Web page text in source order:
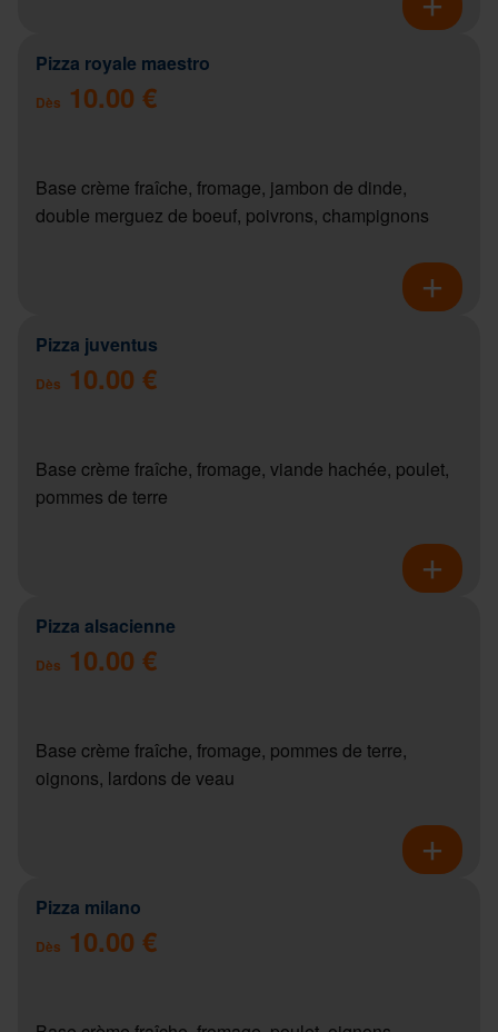
Pizza royale maestro
Dès 10.00 €
Base crème fraîche, fromage, jambon de dinde,
double merguez de boeuf, poivrons, champignons
Pizza juventus
Dès 10.00 €
Base crème fraîche, fromage, viande hachée, poulet,
pommes de terre
Pizza alsacienne
Dès 10.00 €
Base crème fraîche, fromage, pommes de terre,
oignons, lardons de veau
Pizza milano
Dès 10.00 €